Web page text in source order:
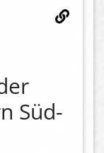
Süd-